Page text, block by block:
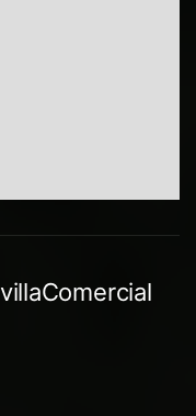
villaComercial